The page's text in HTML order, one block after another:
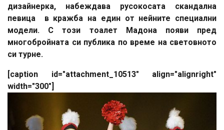
дизайнерка, набеждава русокосата скандална
певица в кражба на един от нейните специални
модели. С този тоалет Мадона появи пред
многобройната си публика по време на световното
си турне.
[caption id="attachment_10513" align="alignright"
width="300"]